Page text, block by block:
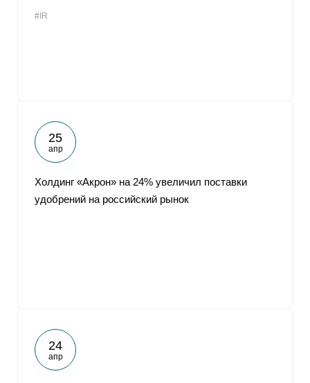
#IR
25
апр
Холдинг «Акрон» на 24% увеличил поставки
удобрений на российский рынок
24
апр